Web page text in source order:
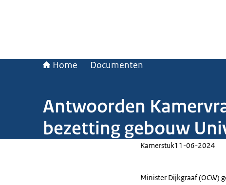
Home Documenten
Antwoorden
bezetting gebouw
Kamerstuk11-06-2024
Minister Dijkgraaf (OCW)